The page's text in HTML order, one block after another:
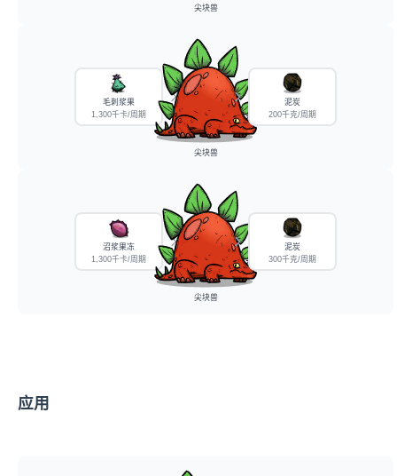
尖块兽
毛刺浆果
1,300千卡/周期
尖块兽
泥炭
200千克/周期
沼浆果冻
1,300千卡/周期
尖块兽
泥炭
300千克/周期
应用